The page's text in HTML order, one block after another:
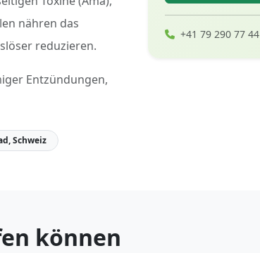
nähren das
reduzieren.
Entzündungen,
Schweiz
+41 79 290 77 44
können